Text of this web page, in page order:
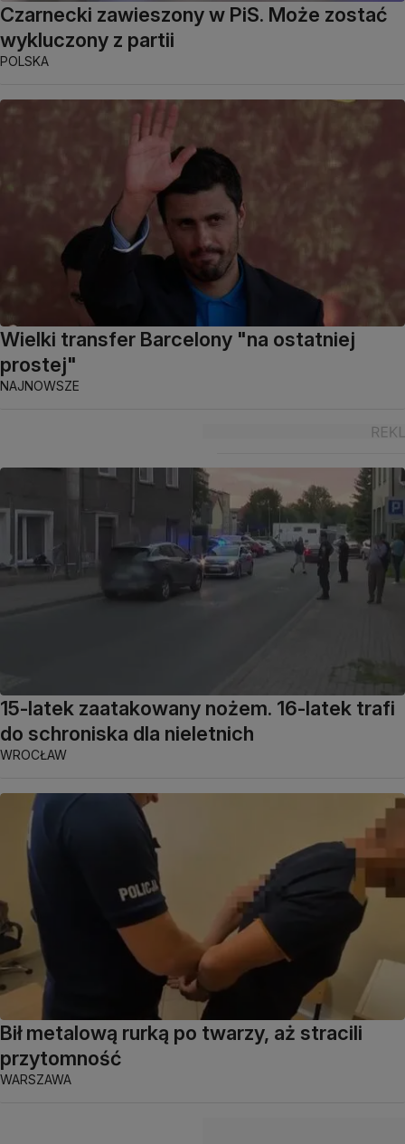
Czarnecki zawieszony w PiS. Może zostać
wykluczony z partii
POLSKA
Wielki transfer Barcelony "na ostatniej
prostej"
NAJNOWSZE
15-latek zaatakowany nożem. 16-latek trafi
do schroniska dla nieletnich
WROCŁAW
Bił metalową rurką po twarzy, aż stracili
przytomność
WARSZAWA